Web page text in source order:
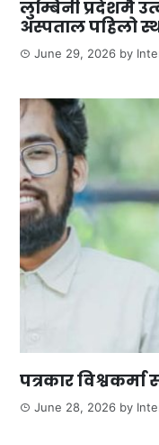
लुम्बिनी प्रदेशमै
अस्पताल पहिलो
June 29, 2026 by
पत्रकार
June 28, 2026 by